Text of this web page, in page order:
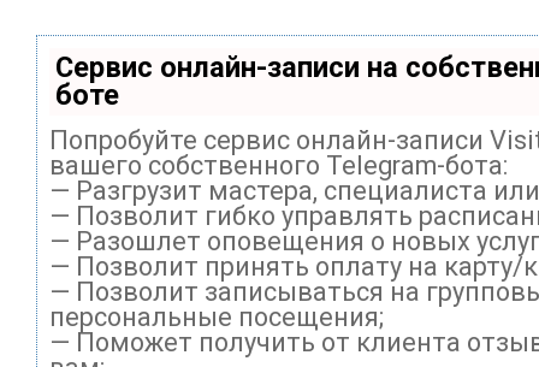
Сервис онлайн-записи на
боте
Попробуйте сервис онлайн-записи
вашего собственного Telegram-бота:
— Разгрузит мастера, специалиста
— Позволит гибко управлять
— Разошлет оповещения о новых
— Позволит принять оплату на карту/
— Позволит записываться на
персональные посещения;
— Поможет получить от клиента